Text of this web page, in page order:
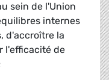
sein de l'Union
internes
d'accroître la
l'efficacité de